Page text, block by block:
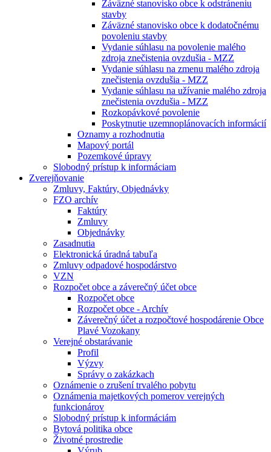
Záväzné stanovisko obce k odstráneniu
stavby
Záväzné stanovisko obce k dodatočnému
povoleniu stavby
Vydanie súhlasu na povolenie malého
zdroja znečistenia ovzdušia - MZZ
Vydanie súhlasu na zmenu malého zdroja
znečistenia ovzdušia - MZZ
Vydanie súhlasu na užívanie malého zdroja
znečistenia ovzdušia - MZZ
Rozkopávkové povolenie
Poskytnutie uzemnoplánovacích informácií
Oznamy a rozhodnutia
Mapový portál
Pozemkové úpravy
Slobodný prístup k informáciam
Zverejňovanie
Zmluvy, Faktúry, Objednávky
FZO archív
Faktúry
Zmluvy
Objednávky
Zasadnutia
Elektronická úradná tabuľa
Zmluvy odpadové hospodárstvo
VZN
Rozpočet obce a záverečný účet obce
Rozpočet obce
Rozpočet obce - Archív
Záverečný účet a rozpočtové hospodárenie Obce
Plavé Vozokany
Verejné obstarávanie
Profil
Výzvy
Správy o zakázkach
Oznámenie o zrušení trvalého pobytu
Oznámenia majetkových pomerov verejných
funkcionárov
Slobodný prístup k informáciám
Bytová politika obce
Životné prostredie